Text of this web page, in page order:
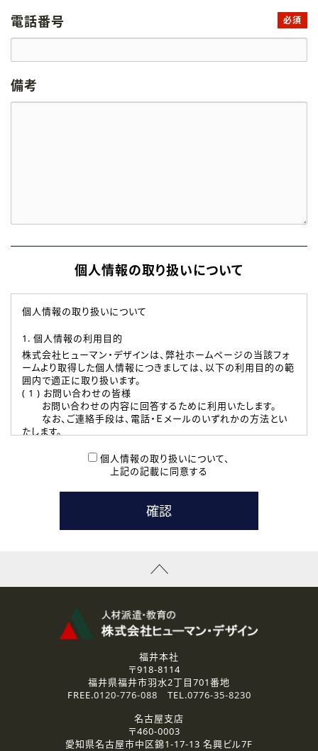
電話番号 必須
備考
個人情報の取り扱いについて
個人情報の取り扱いについて
1. 個人情報の利用目的
株式会社ヒューマン・デザインは、弊社ホームページの当該フォ
ームより取得した個人情報につきましては、以下の利用目的の範
囲内で適正に取り扱います。
( 1 ) お問い合わせの皆様
お問い合わせの内容に回答するために利用いたします。
なお、ご連絡手段は、電話・Ｅメールのいずれかの方法とい
たします。
本登録に関するご連絡および本登録時の参考情報として利
たします。
( 3 ) スタッフ派遣を検討されている企業の皆様
お問い合わせの内容に回答するために利用いたします。
なお、ご連絡手段は、電話・Ｅメールのいずれかの方法とい
資料送付、受講相談に関するご連絡のために利用いたしま
その他、お問い合わせの内容に回答するために利用いたし
なお、ご連絡手段は、電話・Ｅメールのいずれかの方法とい
2.個人情報の第三者提供
ご提供いただいた個人情報は、法令等の規定に従う場合を除き、
3.個人情報の取り扱いの委託
弊社の定める個人情報保護の評価基準を満たした委託先に、個
個人情報の取り扱いについて、
上記の記載に同意する
福井本社
〒918-8114
福井県福井市羽水2丁目701番地
FREE.0120-776-088 TEL.0776-35-8230
名古屋支店
〒460-0003
愛知県名古屋市中区錦1-17-13 名興ビル7F